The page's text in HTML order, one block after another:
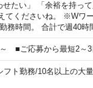
たい」 「余裕を持っ
てくださいね。 ※Wワ
務時間。 合計で週40時
■ご応募から最短2～3
フト勤務/10名以上の大